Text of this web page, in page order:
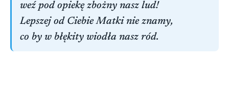
weź pod opiekę zbożny nasz lud!
Lepszej od Ciebie Matki nie znamy,
co by w błękity wiodła nasz ród.